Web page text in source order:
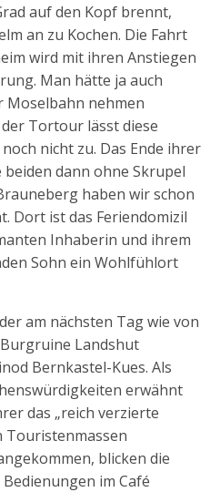
auf den Kopf brennt,
an zu Kochen. Die Fahrt
wird mit ihren Anstiegen
Man hätte ja auch
Moselbahn nehmen
Tortour lässt diese
nicht zu. Das Ende ihrer
beiden dann ohne Skrupel
haben wir schon
Dort ist das Feriendomizil
Inhaberin und ihrem
Sohn ein Wohlfühlort
am nächsten Tag wie von
Landshut
Bernkastel-Kues. Als
erwähnt
das „reich verzierte
Touristenmassen
blicken die
im Café